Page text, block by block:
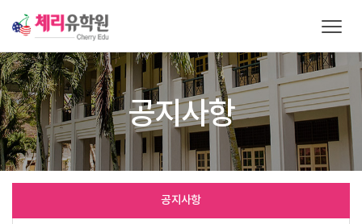
T
g
g
l
a
i
공지사항
공지사항